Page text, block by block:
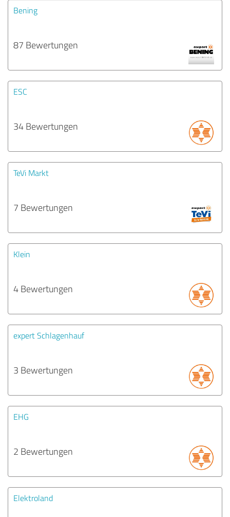
Bening
87 Bewertungen
ESC
34 Bewertungen
TeVi Markt
7 Bewertungen
Klein
4 Bewertungen
expert Schlagenhauf
3 Bewertungen
EHG
2 Bewertungen
Elektroland